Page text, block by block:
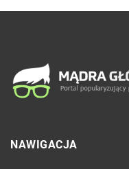
NAWIGACJA